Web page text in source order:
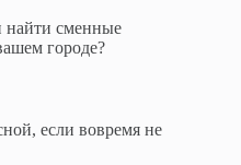
найти сменные
городе?
если вовремя не